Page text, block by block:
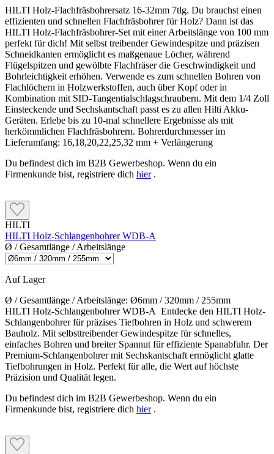
HILTI Holz-Flachfräsbohrersatz 16-32mm 7tlg. Du brauchst einen
effizienten und schnellen Flachfräsbohrer für Holz? Dann ist das
HILTI Holz-Flachfräsbohrer-Set mit einer Arbeitslänge von 100 mm
perfekt für dich! Mit selbst treibender Gewindespitze und präzisen
Schneidkanten ermöglicht es maßgenaue Löcher, während
Flügelspitzen und gewölbte Flachfräser die Geschwindigkeit und
Bohrleichtigkeit erhöhen. Verwende es zum schnellen Bohren von
Flachlöchern in Holzwerkstoffen, auch über Kopf oder in
Kombination mit SID-Tangentialschlagschraubern. Mit dem 1/4 Zoll
Einsteckende und Sechskantschaft passt es zu allen Hilti Akku-
Geräten. Erlebe bis zu 10-mal schnellere Ergebnisse als mit
herkömmlichen Flachfräsbohrern. Bohrerdurchmesser im
Lieferumfang: 16,18,20,22,25,32 mm + Verlängerung
Du befindest dich im B2B Gewerbeshop. Wenn du ein
Firmenkunde bist, registriere dich hier.
HILTI
HILTI Holz-Schlangenbohrer WDB-A
Ø / Gesamtlänge / Arbeitslänge
Auf Lager
Ø / Gesamtlänge / Arbeitslänge: Ø6mm / 320mm / 255mm
HILTI Holz-Schlangenbohrer WDB-A Entdecke den HILTI Holz-
Schlangenbohrer für präzises Tiefbohren in Holz und schwerem
Bauholz. Mit selbsttreibender Gewindespitze für schnelles,
einfaches Bohren und breiter Spannut für effiziente Spanabfuhr. Der
Premium-Schlangenbohrer mit Sechskantschaft ermöglicht glatte
Tiefbohrungen in Holz. Perfekt für alle, die Wert auf höchste
Präzision und Qualität legen.
Du befindest dich im B2B Gewerbeshop. Wenn du ein
Firmenkunde bist, registriere dich hier.